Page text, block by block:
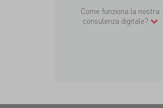
Come funziona la nostra
consulenza digitale?